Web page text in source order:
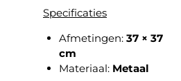
Specificaties
Afmetingen: 37 × 37
cm
Materiaal: Metaal